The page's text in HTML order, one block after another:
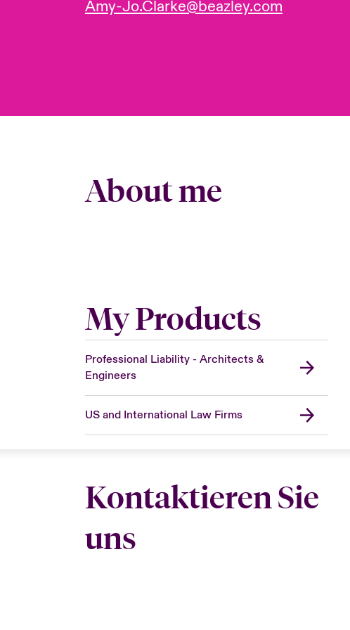
Amy-Jo.Clarke@beazley.com
About me
My Products
Professional Liability - Architects &
Engineers
US and International Law Firms
Kontaktieren Sie
uns